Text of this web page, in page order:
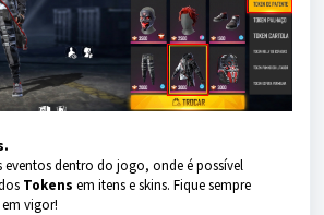
eventos dentro do jogo, onde é possível
Tokens em itens e skins. Fique sempre
vigor!